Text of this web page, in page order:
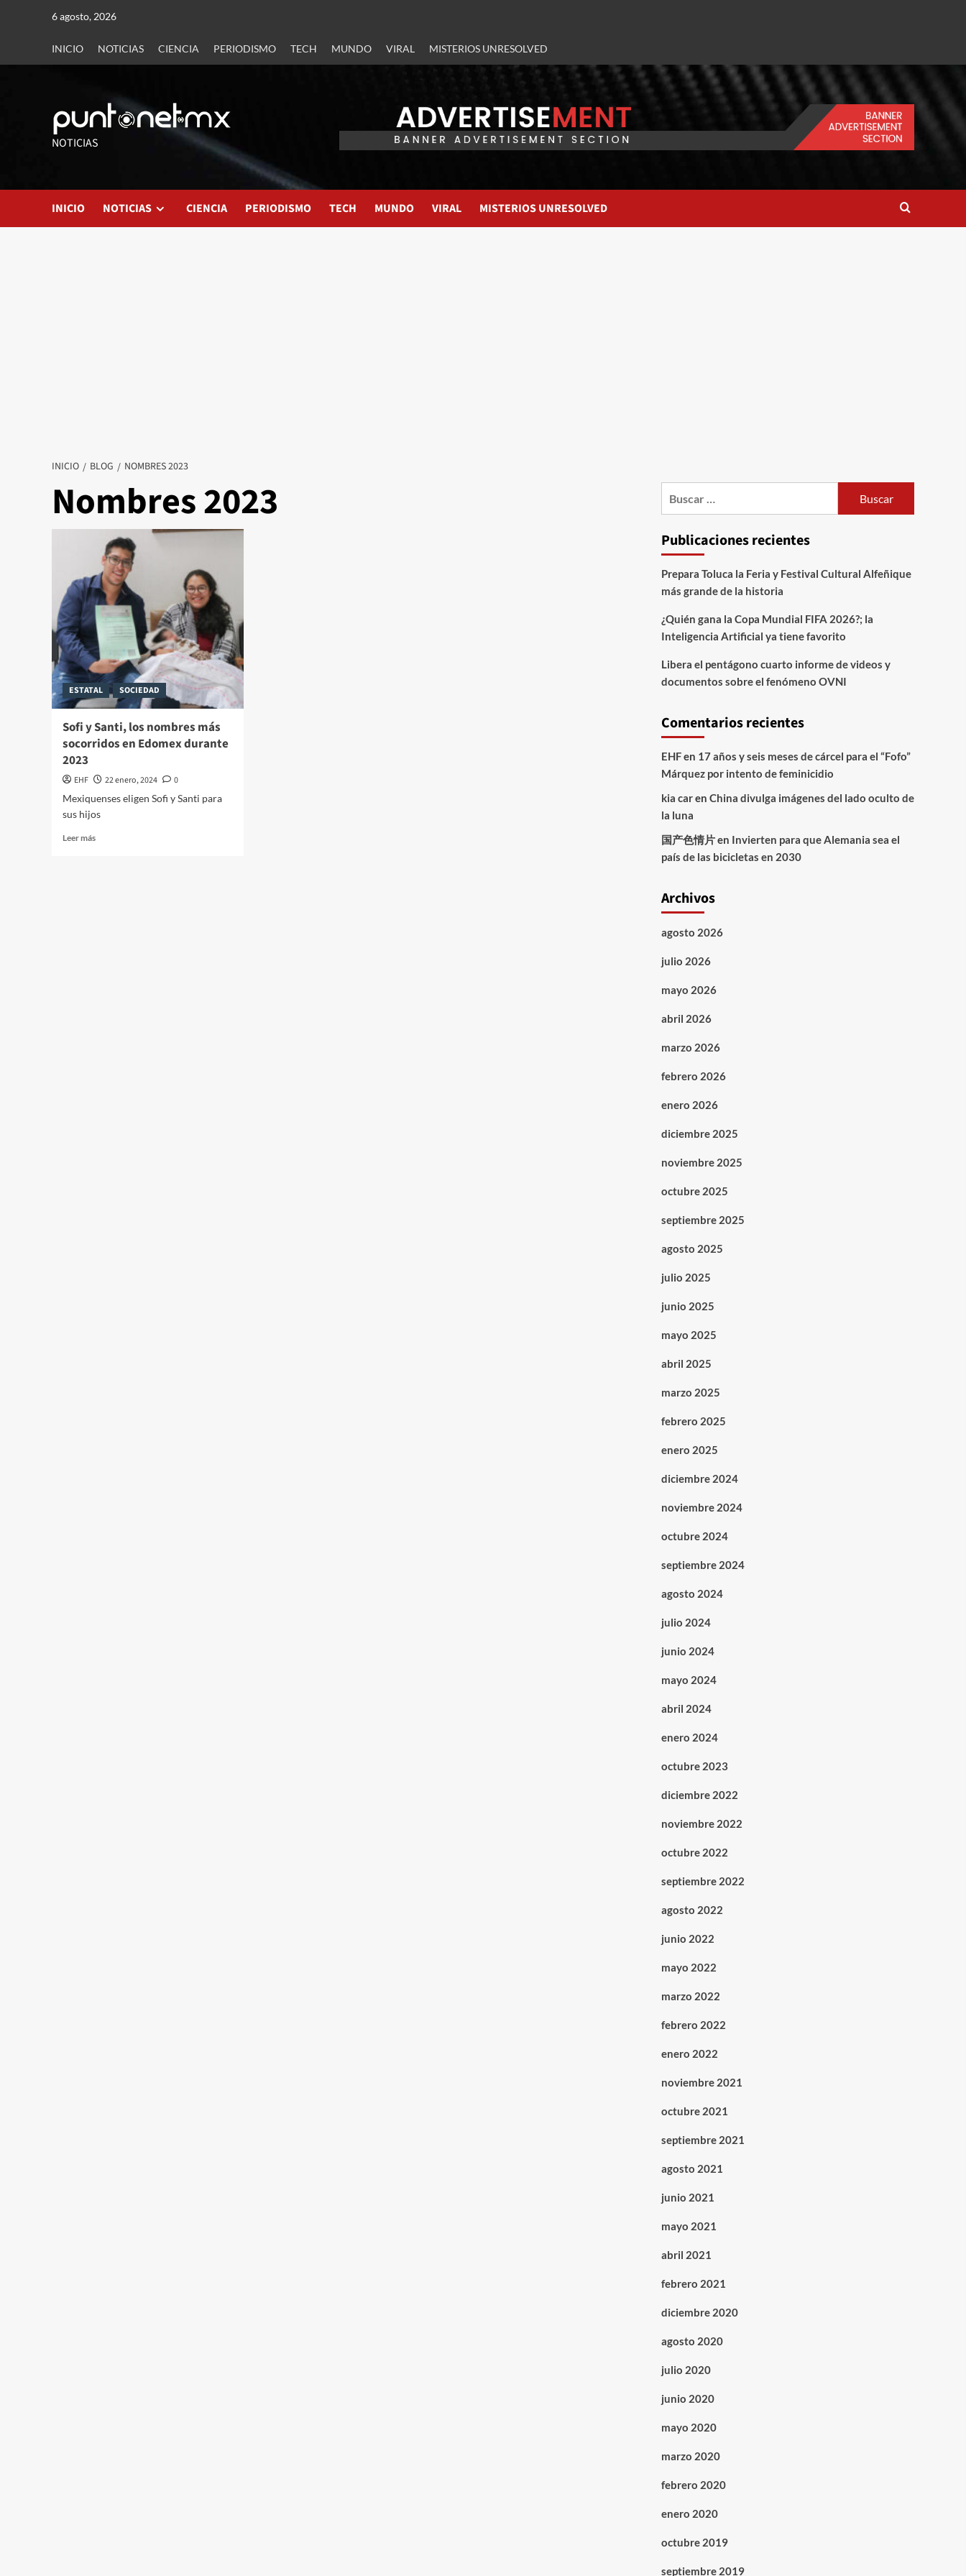
6 agosto, 2026
INICIO NOTICIAS CIENCIA PERIODISMO TECH MUNDO VIRAL MISTERIOS UNRESOLVED
NOTICIAS
INICIO NOTICIAS CIENCIA PERIODISMO TECH MUNDO VIRAL MISTERIOS UNRESOLVED
INICIO BLOG NOMBRES 2023
Nombres 2023
ESTATAL SOCIEDAD
Sofi y Santi, los nombres más
socorridos en Edomex durante
2023
EHF 22 enero, 2024
0
Mexiquenses eligen Sofi y Santi para
sus hijos
Leer más
Publicaciones recientes
Prepara Toluca la Feria y Festival Cultural Alfeñique
más grande de la historia
¿Quién gana la Copa Mundial FIFA 2026?; la
Inteligencia Artificial ya tiene favorito
Libera el pentágono cuarto informe de videos y
documentos sobre el fenómeno OVNI
Comentarios recientes
EHFen 17 años y seis meses de cárcel para el “Fofo”
Márquez por intento de feminicidio
kia caren China divulga imágenes del lado oculto de
la luna
国产色情片en Invierten para que Alemania sea el
país de las bicicletas en 2030
Archivos
agosto 2026
julio 2026
mayo 2026
abril 2026
marzo 2026
febrero 2026
enero 2026
diciembre 2025
noviembre 2025
octubre 2025
septiembre 2025
agosto 2025
julio 2025
junio 2025
mayo 2025
abril 2025
marzo 2025
febrero 2025
enero 2025
diciembre 2024
noviembre 2024
octubre 2024
septiembre 2024
agosto 2024
julio 2024
junio 2024
mayo 2024
abril 2024
enero 2024
octubre 2023
diciembre 2022
noviembre 2022
octubre 2022
septiembre 2022
agosto 2022
junio 2022
mayo 2022
marzo 2022
febrero 2022
enero 2022
noviembre 2021
octubre 2021
septiembre 2021
agosto 2021
junio 2021
mayo 2021
abril 2021
febrero 2021
diciembre 2020
agosto 2020
julio 2020
junio 2020
mayo 2020
marzo 2020
febrero 2020
enero 2020
octubre 2019
septiembre 2019